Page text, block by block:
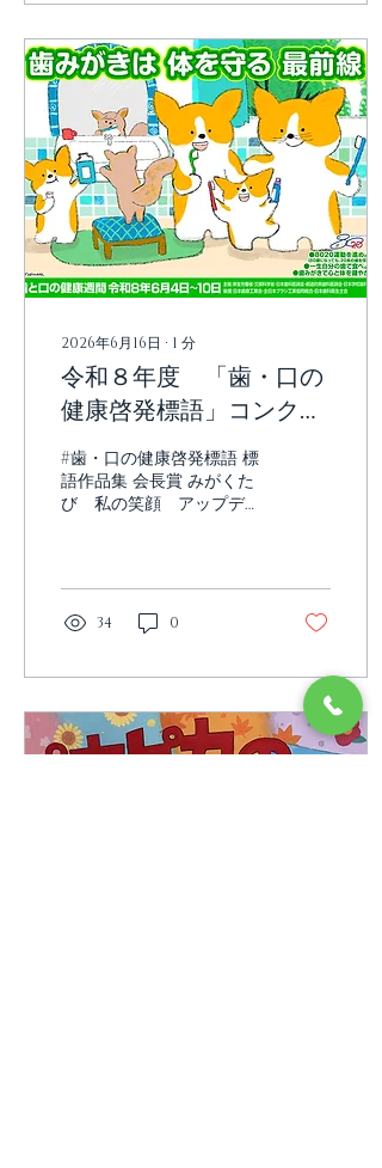
賞 ひまわり幼稚園 す
みだ こう
地
賞 碓井ひかり幼稚園
やまね ひこ
地
賞 ひまわり幼稚園
なかむら しま
人
賞 碓井ひかり幼稚園
にしやま かずき
人
賞 碓井ひかり幼稚園
人
賞 ひまわり幼稚園 お
おいえ そうし
2026年6月16日 ∙ 1 分
令和８年度 「歯・口の
健康啓発標語」コンクー
ル
#歯・口の健康啓発標語 標
語作品集 会長賞 みがくた
び 私の笑顔 アップデー
のの 大しんゆう 碓井
義務教育学校 三年 石
田 絢都 地賞 はみがき
しいな 碓井義務教育学
校 二年 谷口 聡 歯ぶら
しは 小さなほうきの ヒ
ーローだ 立岩小学校
34 0